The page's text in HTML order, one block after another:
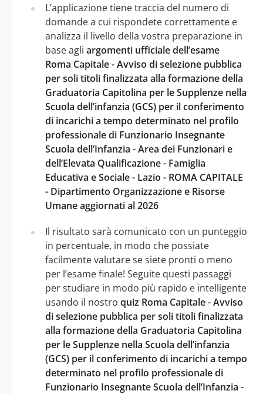
L’applicazione tiene traccia del numero di
domande a cui rispondete correttamente e
analizza il livello della vostra preparazione in
base agli argomenti ufficiale dell’esame
Roma Capitale - Avviso di selezione pubblica
per soli titoli finalizzata alla formazione della
Graduatoria Capitolina per le Supplenze nella
Scuola dell’infanzia (GCS) per il conferimento
di incarichi a tempo determinato nel profilo
professionale di Funzionario Insegnante
Scuola dell’Infanzia - Area dei Funzionari e
dell’Elevata Qualificazione - Famiglia
Educativa e Sociale - Lazio - ROMA CAPITALE
- Dipartimento Organizzazione e Risorse
Umane aggiornati al 2026
Il risultato sarà comunicato con un punteggio
in percentuale, in modo che possiate
facilmente valutare se siete pronti o meno
per l’esame finale! Seguite questi passaggi
per studiare in modo più rapido e intelligente
usando il nostro quiz Roma Capitale - Avviso
di selezione pubblica per soli titoli finalizzata
alla formazione della Graduatoria Capitolina
per le Supplenze nella Scuola dell’infanzia
(GCS) per il conferimento di incarichi a tempo
determinato nel profilo professionale di
Funzionario Insegnante Scuola dell’Infanzia -